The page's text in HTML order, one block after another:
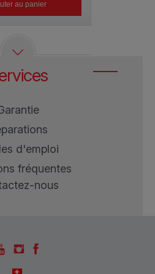
au panier
d'emploi
fréquentes
nous